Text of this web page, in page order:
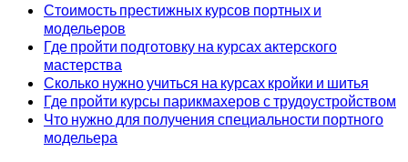
Стоимость престижных курсов портных и
модельеров
Где пройти подготовку на курсах актерского
мастерства
Сколько нужно учиться на курсах кройки и шитья
Где пройти курсы парикмахеров с трудоустройством
Что нужно для получения специальности портного
модельера